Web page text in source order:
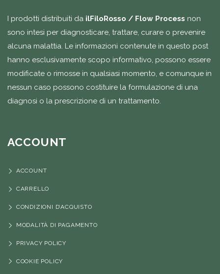
I prodotti distribuiti da ilFiloRosso / Flow Process non
sono intesi per diagnosticare, trattare, curare o prevenire
alcuna malattia. Le informazioni contenute in questo post
hanno esclusivamente scopo informativo, possono essere
modificate o rimosse in qualsiasi momento, e comunque in
nessun caso possono costituire la formulazione di una
diagnosi o la prescrizione di un trattamento.
ACCOUNT
ACCOUNT
CARRELLO
CONDIZIONI D’ACQUISTO
MODALITÀ DI PAGAMENTO
PRIVACY POLICY
COOKIE POLICY